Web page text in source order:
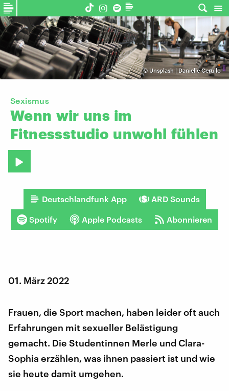
©Unsplash | Danielle Cerullo
Sexismus
Wenn wir uns im
Fitnessstudio unwohl fühlen
Deutschlandfunk App ARD Sounds
Spotify Apple Podcasts Abonnieren
01. März 2022
Frauen, die Sport machen, haben leider oft auch
Erfahrungen mit sexueller Belästigung
gemacht. Die Studentinnen Merle und Clara-
Sophia erzählen, was ihnen passiert ist und wie
sie heute damit umgehen.